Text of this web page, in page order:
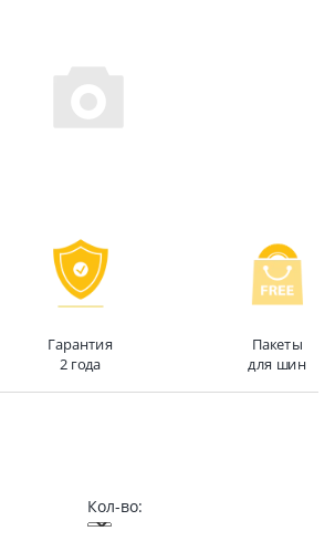
Гарантия
2 года
Пакеты
для шин
Кол-во: